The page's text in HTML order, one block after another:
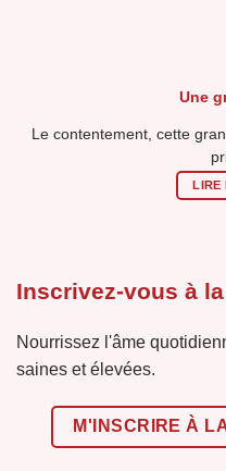
Une
Le contentement, cette
LIRE
Inscrivez-vous à
Nourrissez l'âme
saines et élevées.
M'INSCRIRE À